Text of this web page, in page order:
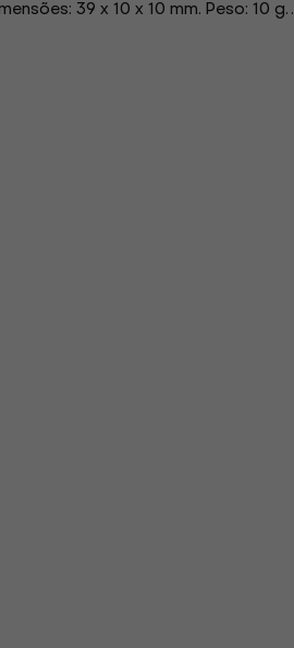
39 x 10 x 10 mm. Peso: 10 g. .